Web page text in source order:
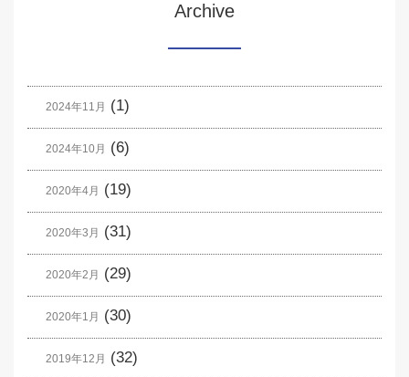
Archive
2024年11月 (1)
2024年10月 (6)
2020年4月 (19)
2020年3月 (31)
2020年2月 (29)
2020年1月 (30)
2019年12月 (32)